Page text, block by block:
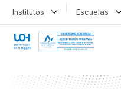
Institutos Escuelas